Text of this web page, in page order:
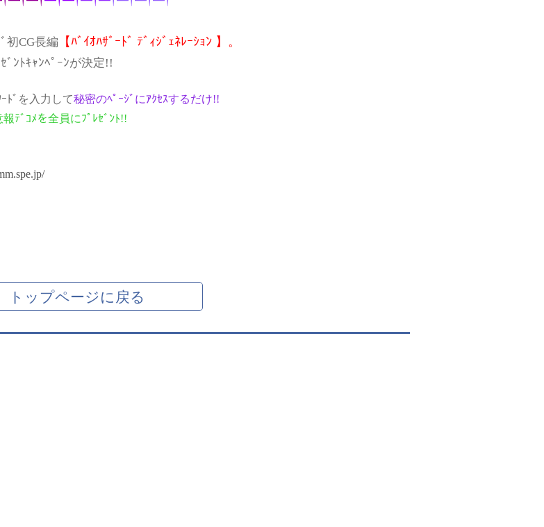
初CG長編 【ﾊﾞｲｵﾊｻﾞｰﾄﾞ ﾃﾞｨｼﾞｪﾈﾚｰｼｮﾝ 】。
ﾞﾝﾄｷｬﾝﾍﾟｰﾝが決定!!
ﾄﾞを入力して秘密のﾍﾟｰｼﾞにｱｸｾｽするだけ!!
ﾃﾞｺﾒを全員にﾌﾟﾚｾﾞﾝﾄ!!
トップページに戻る